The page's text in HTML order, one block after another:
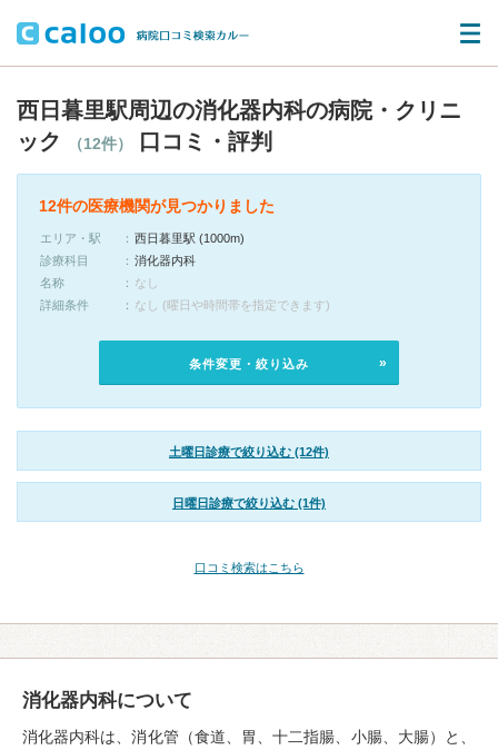
西日暮里駅周辺の消化器内科の病院・クリニ
ック
（12件） 口コミ・評判
12件の医療機関が見つかりました
エリア・駅
西日暮里駅 (1000m)
診療科目
消化器内科
名称
なし
詳細条件
なし (曜日や時間帯を指定できます)
条件変更・絞り込み
土曜日診療で絞り込む (12件)
日曜日診療で絞り込む (1件)
口コミ検索はこちら
消化器内科について
消化器内科は、消化管（食道、胃、十二指腸、小腸、大腸）と、